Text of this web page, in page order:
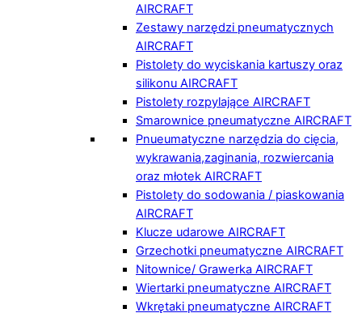
AIRCRAFT
Zestawy narzędzi pneumatycznych
AIRCRAFT
Pistolety do wyciskania kartuszy oraz
silikonu AIRCRAFT
Pistolety rozpylające AIRCRAFT
Smarownice pneumatyczne AIRCRAFT
Pnueumatyczne narzędzia do cięcia,
wykrawania,zaginania, rozwiercania
oraz młotek AIRCRAFT
Pistolety do sodowania / piaskowania
AIRCRAFT
Klucze udarowe AIRCRAFT
Grzechotki pneumatyczne AIRCRAFT
Nitownice/ Grawerka AIRCRAFT
Wiertarki pneumatyczne AIRCRAFT
Wkrętaki pneumatyczne AIRCRAFT